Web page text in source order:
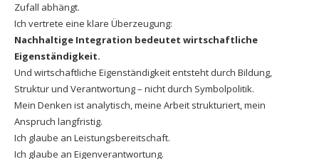
Zufall abhängt.
Ich vertrete eine klare Überzeugung:
Nachhaltige Integration bedeutet wirtschaftliche
Eigenständigkeit.
Und wirtschaftliche Eigenständigkeit entsteht durch Bildung,
Struktur und Verantwortung – nicht durch Symbolpolitik.
Mein Denken ist analytisch, meine Arbeit strukturiert, mein
Anspruch langfristig.
Ich glaube an Leistungsbereitschaft.
Ich glaube an Eigenverantwortung.